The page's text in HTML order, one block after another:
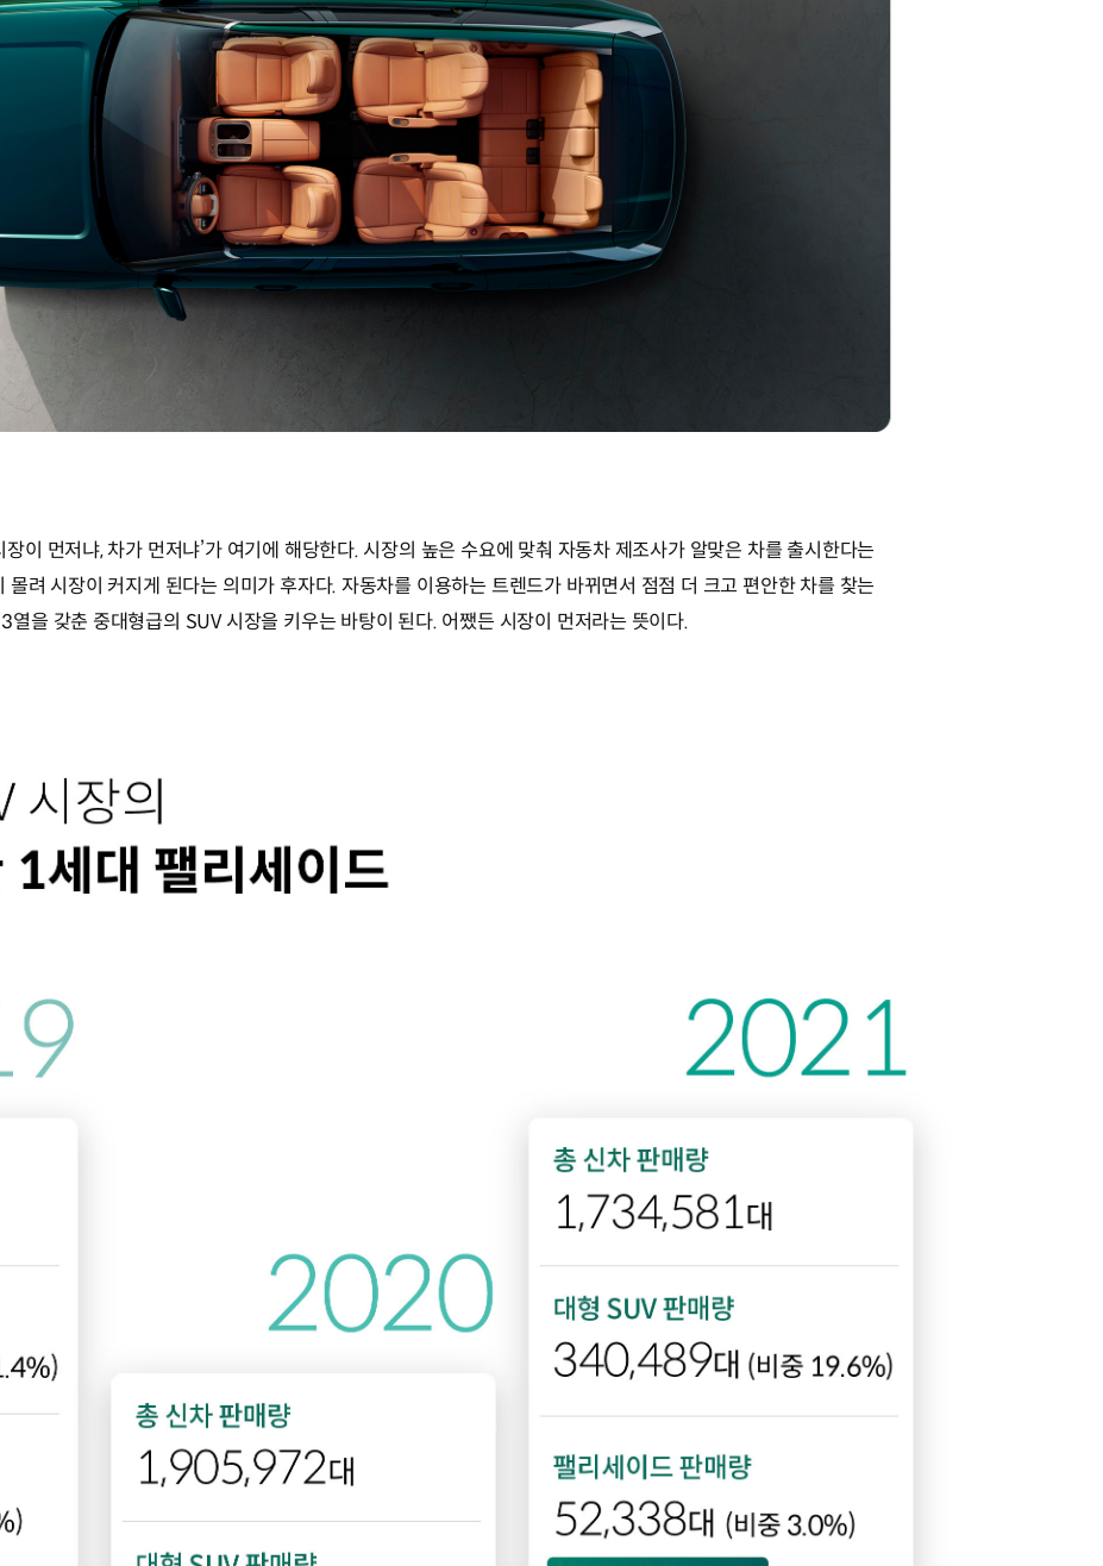
이 먼저냐, 차가 먼저냐’가 여기에 해당한다. 시장의 높은 수요에 맞춰 자동차 제조사가 알맞은 차를 출시한다는
몰려 시장이 커지게 된다는 의미가 후자다. 자동차를 이용하는 트렌드가 바뀌면서 점점 더 크고 편안한 차를 찾는
열을 갖춘 중대형급의 SUV 시장을 키우는 바탕이 된다. 어쨌든 시장이 먼저라는 뜻이다.